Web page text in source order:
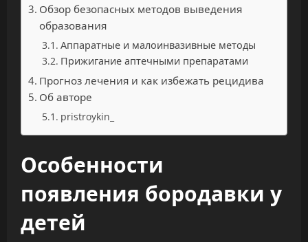
Обзор безопасных методов выведения
образования
Аппаратные и малоинвазивные методы
Прижигание аптечными препаратами
Прогноз лечения и как избежать рецидива
Об авторе
pristroykin_
Особенности
появления бородавки у
детей